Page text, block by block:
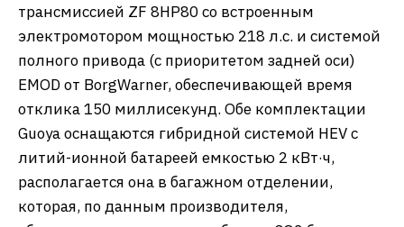
трансмиссией ZF 8HP80 со встроенным
электромотором мощностью 218 л.с. и системой
полного привода (с приоритетом задней оси)
EMOD от BorgWarner, обеспечивающей время
отклика 150 миллисекунд. Обе комплектации
Guoya оснащаются гибридной системой HEV с
литий-ионной батареей емкостью 2 кВт·ч,
располагается она в багажном отделении,
которая, по данным производителя,